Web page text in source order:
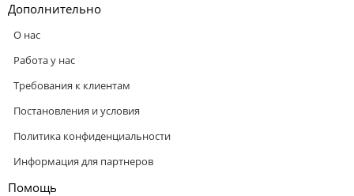
Дополнительно
О нас
Работа у нас
Требования к клиентам
Постановления и условия
Политика конфиденциальности
Информация для партнеров
Помощь